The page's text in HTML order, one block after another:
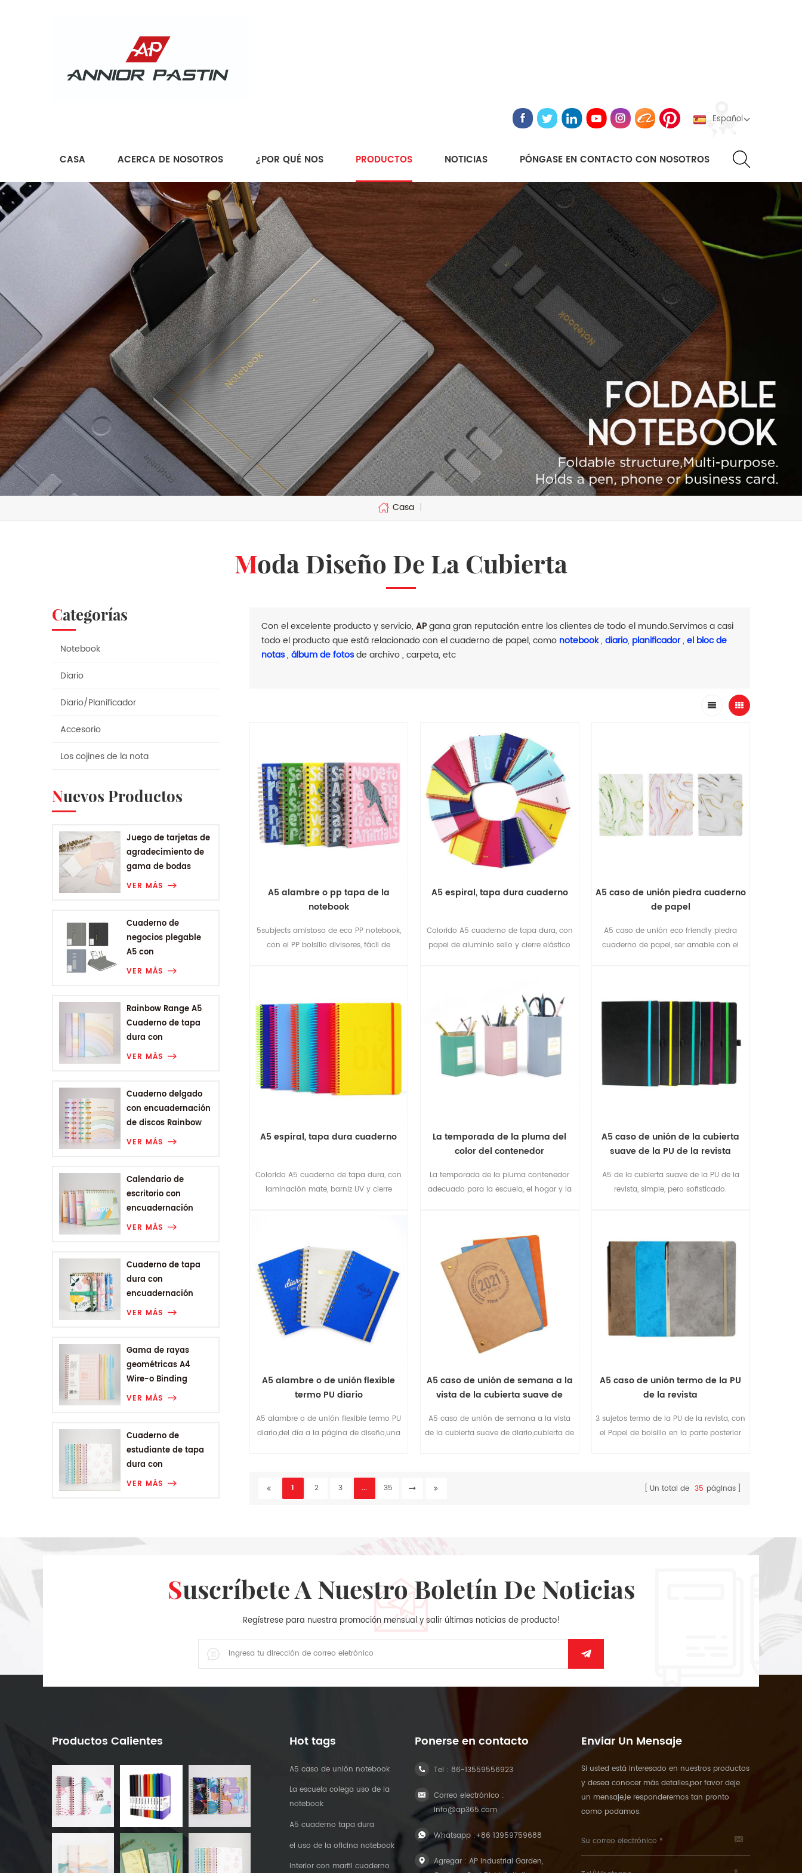
Español
CASA ACERCA DE NOSOTROS ¿POR QUÉ NOS PRODUCTOS NOTICIAS PÓNGASE EN CONTACTO CON NOSOTROS
Casa |
Moda Diseño De La Cubierta
Categorías
Notebook
Diario
Diario/Planificador
Accesorio
Los cojines de la nota
Nuevos Productos
Juego de tarjetas de
agradecimiento de
gama de bodas
VER MÁS
Cuaderno de
negocios plegable
A5 con
encuadernación
VER MÁS
Rainbow Range A5
Cuaderno de tapa
dura con
encuadernación
VER MÁS
Cuaderno delgado
con encuadernación
de discos Rainbow
Range
VER MÁS
Calendario de
escritorio con
encuadernación
Wire-o de la gama
VER MÁS
Cuaderno de tapa
dura con
encuadernación
Wire-o A6 de Plant
VER MÁS
Gama de rayas
geométricas A4
Wire-o Binding
College Notebook
VER MÁS
Cuaderno de
estudiante de tapa
dura con
encuadernación en
VER MÁS
Con el excelente producto y servicio, APgana gran reputación entre los clientes de todo el mundo.Servimos a casi
todo el producto que está relacionado con el cuaderno de papel, como notebook, diario, planificador, el bloc de
notas, álbum de fotosde archivo , carpeta, etc
A5 alambre o pp tapa de la
notebook
5subjects amistoso de eco PP notebook,
con el PP bolsillo divisores, fácil de
A5 espiral, tapa dura cuaderno
Colorido A5 cuaderno de tapa dura, con
papel de aluminio sello y cierre elástico
A5 caso de unión piedra cuaderno
de papel
A5 caso de unión eco friendly piedra
cuaderno de papel, ser amable con el
A5 espiral, tapa dura cuaderno
Colorido A5 cuaderno de tapa dura, con
laminación mate, barniz UV y cierre
La temporada de la pluma del
color del contenedor
La temporada de la pluma contenedor
adecuado para la escuela, el hogar y la
A5 caso de unión de la cubierta
suave de la PU de la revista
A5 de la cubierta suave de la PU de la
revista, simple, pero sofisticado.
A5 alambre o de unión flexible
termo PU diario
A5 alambre o de unión flexible termo PU
diario,del día a la página de diseño,una
A5 caso de unión de semana a la
vista de la cubierta suave de
A5 caso de unión de semana a la vista
de la cubierta suave de diario,cubierta de
A5 caso de unión termo de la PU
de la revista
3 sujetos termo de la PU de la revista, con
el Papel de bolsillo en la parte posterior
1 2 3 ... 35 Un total de 35 páginas
Suscríbete A Nuestro Boletín De Noticias
Regístrese para nuestra promoción mensual y salir últimas noticias de producto!
Productos Calientes Hot tags
A5 caso de unión notebook
La escuela colega uso de la
notebook
A5 cuaderno tapa dura
el uso de la oficina notebook
Interior con marfil cuaderno
Ponerse en contacto
Tel :86-13559556923
Correo electrónico :
info@ap365.com
Whatsapp :+86 13959759688
Agregar : AP Industrial Garden,
Enviar Un Mensaje
Si usted está interesado en nuestros productos
y desea conocer más detalles,por favor deje
un mensaje,le responderemos tan pronto
como podamos.